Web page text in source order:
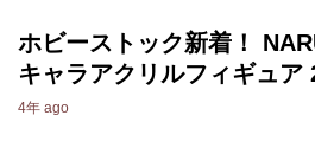
ホビーストック新着！
キャラアクリルフィギュア
4年 ago